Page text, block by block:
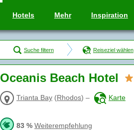
Hotels Mehr Inspiration
Suche filtern Reiseziel wählen
Oceanis Beach Hotel
Trianta Bay (Rhodos) – Karte
83 % Weiterempfehlung